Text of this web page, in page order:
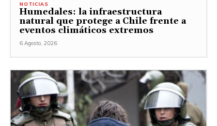
NOTICIAS
Humedales: la infraestructura
natural que protege a Chile frente a
eventos climáticos extremos
6 Agosto, 2026